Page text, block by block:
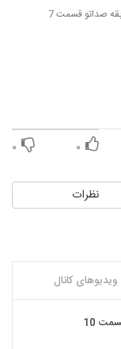
صداتو قسمت 7
۰ ۰
نظرات
ویدیوهای کانال
10